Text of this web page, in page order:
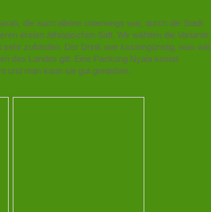
die auch alleine unterwegs war, durch die Stadt
ersten äthiopischen Saft. Wir wählten die Variante
sehr zufrieden. Der Drink war kostengünstig, was wie
des Landes gilt. Eine Packung Nyala kostet
und man kann sie gut genießen.